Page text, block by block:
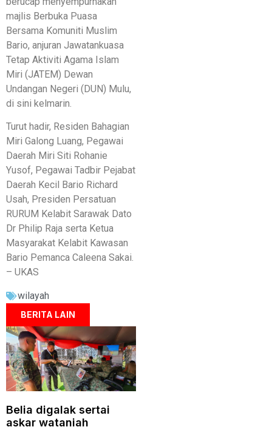
majlis Berbuka Puasa
Bersama Komuniti Muslim
Bario, anjuran Jawatankuasa
Tetap Aktiviti Agama Islam
Miri (JATEM) Dewan
Undangan Negeri (DUN) Mulu,
di sini kelmarin.
Turut hadir, Residen Bahagian
Miri Galong Luang, Pegawai
Daerah Miri Siti Rohanie
Yusof, Pegawai Tadbir Pejabat
Daerah Kecil Bario Richard
Usah, Presiden Persatuan
RURUM Kelabit Sarawak Dato
Dr Philip Raja serta Ketua
Masyarakat Kelabit Kawasan
Bario Pemanca Caleena Sakai.
– UKAS
wilayah
BERITA LAIN
Belia digalak sertai
askar wataniah